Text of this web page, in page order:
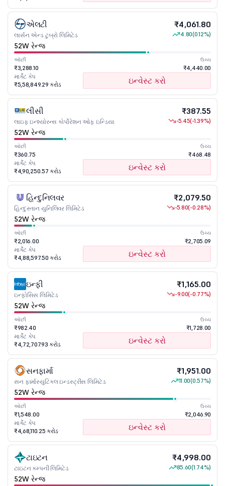
એલટી
લાર્સન એન્ડ ટુબ્રો લિમિટેડ
₹4,061.80
4.80(0.12%)
52W રેન્જ
ઓછી
₹3,288.10
ઉચ્ચ
₹4,440.00
માર્કેટ કેપ
₹5,58,849.29 કરોડ
ઇન્વેસ્ટ કરો
લીસી
લાઇફ ઇન્શ્યોરન્સ કોર્પોરેશન ઓફ ઇન્ડિયા
₹387.55
-5.45(-1.39%)
52W રેન્જ
ઓછી
₹360.75
ઉચ્ચ
₹468.48
માર્કેટ કેપ
₹4,90,250.57 કરોડ
ઇન્વેસ્ટ કરો
હિન્દુનિલવર
હિન્દુસ્તાન યુનિલિવર લિમિટેડ
₹2,079.50
-5.80(-0.28%)
52W રેન્જ
ઓછી
₹2,016.00
ઉચ્ચ
₹2,705.09
માર્કેટ કેપ
₹4,88,597.50 કરોડ
ઇન્વેસ્ટ કરો
ઇન્ફી
ઇન્ફોસિસ લિમિટેડ
₹1,165.00
-9.00(-0.77%)
52W રેન્જ
ઓછી
₹982.40
ઉચ્ચ
₹1,728.00
માર્કેટ કેપ
₹4,72,707.93 કરોડ
ઇન્વેસ્ટ કરો
સનફાર્મા
સન ફાર્માસ્યુટિકલ ઇન્ડસ્ટ્રીસ લિમિટેડ
₹1,951.00
11.00(0.57%)
52W રેન્જ
ઓછી
₹1,548.00
ઉચ્ચ
₹2,046.90
માર્કેટ કેપ
₹4,68,110.25 કરોડ
ઇન્વેસ્ટ કરો
ટાઇટન
ટાઇટન કમ્પની લિમિટેડ
₹4,998.00
85.60(1.74%)
52W રેન્જ